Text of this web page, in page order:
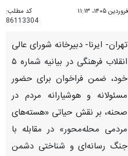
کد مطلب:
86113304
تهران- ایرنا- دبیرخانه شورای عالی
انقلاب فرهنگی در بیانیه شماره ۵
خود، ضمن فراخوان برای حضور
مسئولانه و هوشیارانه مردم در
صحنه، بر نقش حیاتی «هسته‌های
مردمی محله‌محور» در مقابله با
جنگ رسانه‌ای و شناختی دشمن